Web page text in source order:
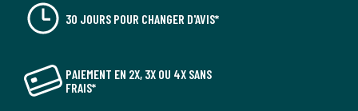
30 JOURS POUR CHANGER D'AVIS*
PAIEMENT EN 2X, 3X OU 4X SANS
FRAIS*